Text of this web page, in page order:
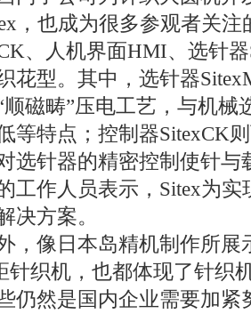
，也成为很多参观者关注
、人机界面HMI、选针
花型。其中，选针器
顺磁畴”压电工艺，与机械
等特点；控制器SitexCK
选针器的精密控制使针与
工作人员表示，Sitex为
决方案。
像日本岛精机制作所展
针织机，也都体现了针织
仍然是国内企业需要加紧